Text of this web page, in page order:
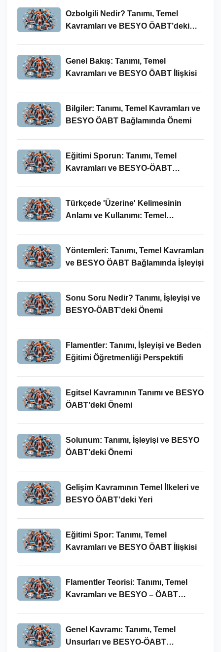
Ozbolgili Nedir? Tanımı, Temel
Kavramları ve BESYO ÖABT’deki
Genel Bakış: Tanımı, Temel
Kavramları ve BESYO ÖABT İlişkisi
Bilgiler: Tanımı, Temel Kavramları ve
BESYO ÖABT Bağlamında Önemi
Eğitimi Sporun: Tanımı, Temel
Kavramları ve BESYO-ÖABT
Türkçede 'Üzerine' Kelimesinin
Anlamı ve Kullanımı: Temel
Yöntemleri: Tanımı, Temel Kavramları
ve BESYO ÖABT Bağlamında İşleyişi
Sonu Soru Nedir? Tanımı, İşleyişi ve
BESYO-ÖABT’deki Önemi
Flamentler: Tanımı, İşleyişi ve Beden
Eğitimi Öğretmenliği Perspektifi
Egitsel Kavramının Tanımı ve BESYO
ÖABT’deki Önemi
Solunum: Tanımı, İşleyişi ve BESYO
ÖABT’deki Önemi
Gelişim Kavramının Temel İlkeleri ve
BESYO ÖABT’deki Yeri
Eğitimi Spor: Tanımı, Temel
Kavramları ve BESYO ÖABT İlişkisi
Flamentler Teorisi: Tanımı, Temel
Kavramları ve BESYO – ÖABT
Genel Kavramı: Tanımı, Temel
Unsurları ve BESYO-ÖABT